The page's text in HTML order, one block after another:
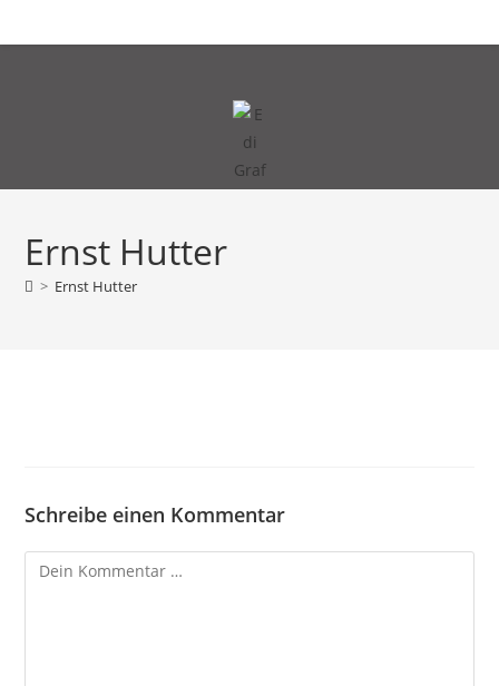
Inhalt
Ernst Hutter
> Ernst Hutter
Schreibe einen Kommentar
Kommentar